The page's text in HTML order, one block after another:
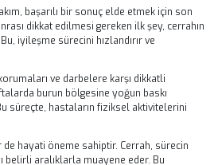
ameliyatın hangi teknikle
rinoplasti yöntemleri arasında seçim
rol oynar ve hastaya en uygun yöntemi
iyileşme süreci de dikkatle
şişlik ve morluklar normaldir, ancak
bulundurulmalıdır. Cerrah, hastayı
sonuçlar elde edilmesine yardımcı